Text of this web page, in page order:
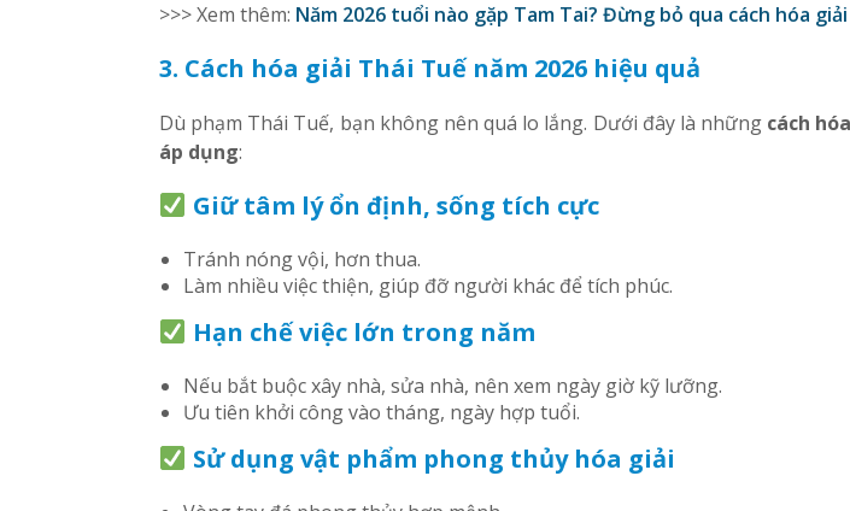
>>> Xem thêm: Năm 2026 tuổi nào gặp Tam Tai? Đừng bỏ qua cách hóa
3. Cách hóa giải Thái Tuế năm 2026 hiệu quả
Dù phạm Thái Tuế, bạn không nên quá lo lắng. Dưới đây là những cách
áp dụng:
Giữ tâm lý ổn định, sống tích cực
Tránh nóng vội, hơn thua.
Làm nhiều việc thiện, giúp đỡ người khác để tích phúc.
Hạn chế việc lớn trong năm
Nếu bắt buộc xây nhà, sửa nhà, nên xem ngày giờ kỹ lưỡng.
Ưu tiên khởi công vào tháng, ngày hợp tuổi.
Sử dụng vật phẩm phong thủy hóa giải